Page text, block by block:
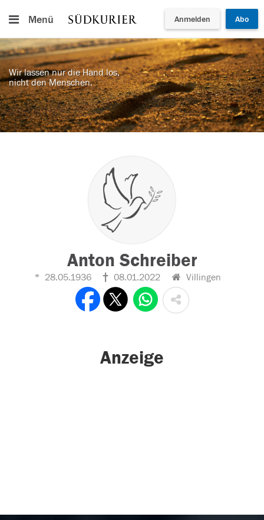
Menü Anmelden Abo
Wir lassen nur die Hand los,
nicht den Menschen.
Anton Schreiber
28.05.1936 08.01.2022 Villingen
Anzeige